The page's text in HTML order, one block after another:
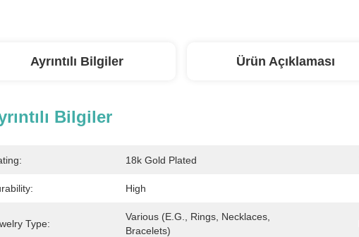
Ayrıntılı Bilgiler Ürün Açıklaması
Bilgiler
18k Gold Plated
High
Type:
Various (e.g., Rings, Necklaces,
Bracelets)